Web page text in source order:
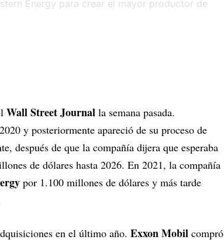
Wall Street Journal la semana pasada.
y posteriormente apareció de su proceso de
después de que la compañía dijera que esperaba
de dólares hasta 2026. En 2021, la compañía
por 1.100 millones de dólares y más tarde
en el último año. Exxon Mobil compró